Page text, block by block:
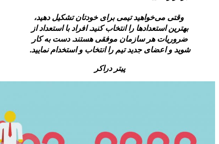
تیمی برای خودتان تشکیل دهید،
را انتخاب کنید. افراد با استعداد از
هر سازمان موفقی هستند. دست به کار
جدید تیم را انتخاب و استخدام نمایید.